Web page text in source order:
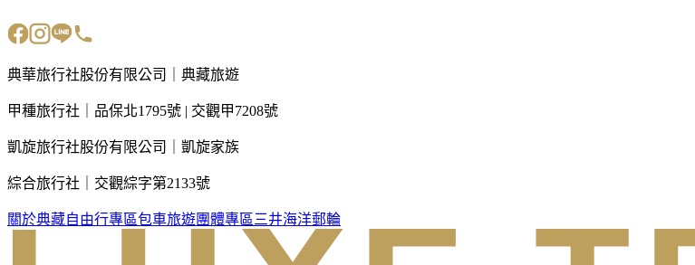
典華旅行社股份有限公司｜典藏旅遊
甲種旅行社｜品保北1795號 | 交觀甲7208號
凱旋旅行社股份有限公司｜凱旋家族
綜合旅行社｜交觀綜字第2133號
關於典藏自由行專區包車旅遊團體專區 三井海洋郵輪